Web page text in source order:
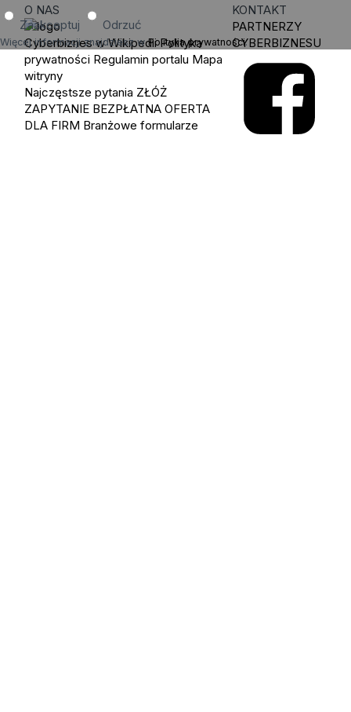
Zaakceptuj Odrzuć
Więcej informacji znajdziesz wPolityka prywatności.
O NAS
Cyberbiznes w Wikipedii Polityka
prywatności Regulamin portalu Mapa
witryny
Najczęstsze pytania ZŁÓŻ
ZAPYTANIE BEZPŁATNA OFERTA
DLA FIRM Branżowe formularze
KONTAKT
PARTNERZY
CYBERBIZNESU